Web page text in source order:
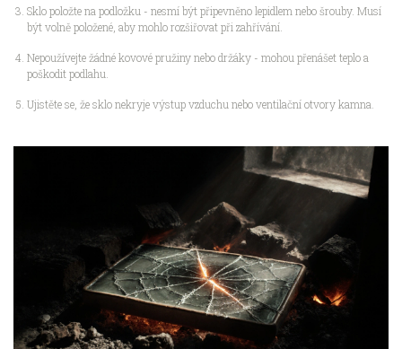
Sklo položte na podložku - nesmí být připevněno lepidlem nebo šrouby. Musí
být volně položené, aby mohlo rozšiřovat při zahřívání.
Nepoužívejte žádné kovové pružiny nebo držáky - mohou přenášet teplo a
poškodit podlahu.
Ujistěte se, že sklo nekryje výstup vzduchu nebo ventilační otvory kamna.